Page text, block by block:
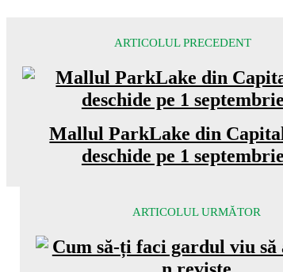
ARTICOLUL PRECEDENT
Mallul ParkLake din
deschide pe 1 septembrie
ARTICOLUL URMĂTOR